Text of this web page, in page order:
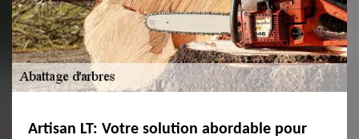
Artisan LT: Votre solution abordable pour